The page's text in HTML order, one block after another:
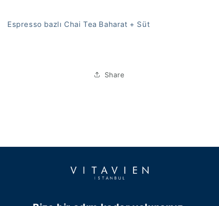
Espresso bazlı Chai Tea Baharat + Süt
Share